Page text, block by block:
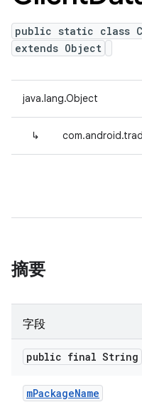
public static class
extends Object
java.lang.Object
↳
摘要
字段
public final String
mPackageName